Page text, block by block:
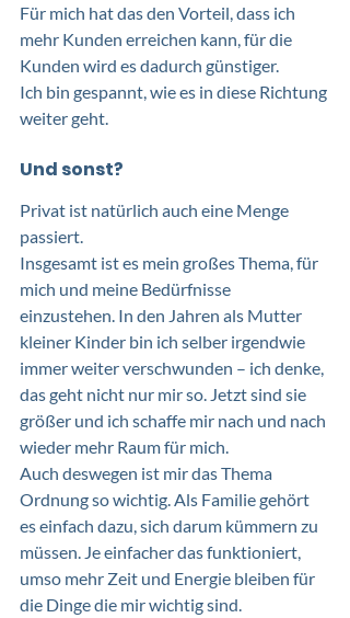
Für mich hat das den Vorteil, dass ich
mehr Kunden erreichen kann, für die
Kunden wird es dadurch günstiger.
Ich bin gespannt, wie es in diese Richtung
weiter geht.
Und sonst?
Privat ist natürlich auch eine Menge
passiert.
Insgesamt ist es mein großes Thema, für
mich und meine Bedürfnisse
einzustehen. In den Jahren als Mutter
kleiner Kinder bin ich selber irgendwie
immer weiter verschwunden – ich denke,
das geht nicht nur mir so. Jetzt sind sie
größer und ich schaffe mir nach und nach
wieder mehr Raum für mich.
Auch deswegen ist mir das Thema
Ordnung so wichtig. Als Familie gehört
es einfach dazu, sich darum kümmern zu
müssen. Je einfacher das funktioniert,
umso mehr Zeit und Energie bleiben für
die Dinge die mir wichtig sind.